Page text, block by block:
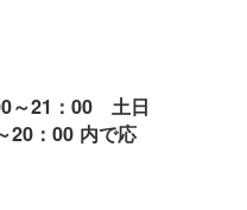
～21：00 土日
20：00 内で応